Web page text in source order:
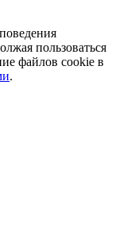
пользоваться
файлов cookie в
.